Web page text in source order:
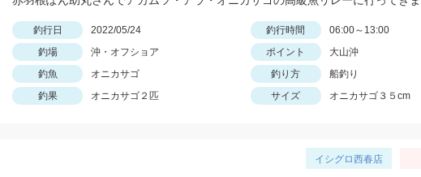
釣行日 2022/05/24 釣行時間
06:00～13:00
釣場
沖・オフショア ポイント
大山沖
釣魚
オニカサゴ 釣り方
船釣り
釣果
オニカサゴ２匹 サイズ オニカサゴ３５cm
イシグロ西春店